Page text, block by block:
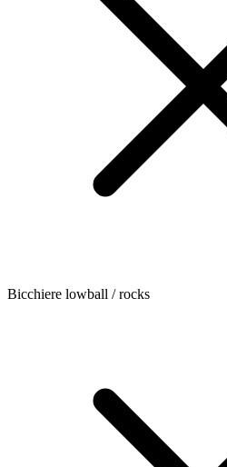
Bicchiere lowball / rocks